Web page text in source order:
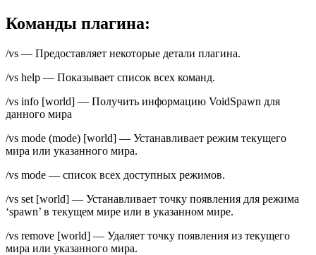
Команды плагина:
/vs — Предоставляет некоторые детали плагина.
/vs help — Показывает список всех команд.
/vs info [world] — Получить информацию VoidSpawn для
данного мира
/vs mode (mode) [world] — Устанавливает режим текущего
мира или указанного мира.
/vs mode — список всех доступных режимов.
/vs set [world] — Устанавливает точку появления для режима
‘spawn’ в текущем мире или в указанном мире.
/vs remove [world] — Удаляет точку появления из текущего
мира или указанного мира.